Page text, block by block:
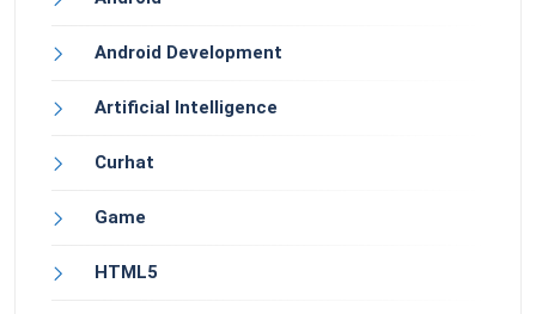
Android Development
Artificial Intelligence
Curhat
Game
HTML5